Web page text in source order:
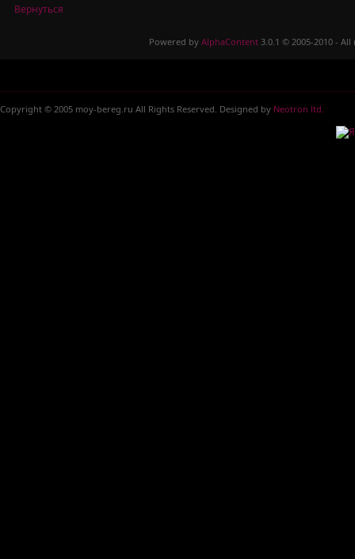
Вернуться
Powered byAlphaContent 3.0.1 © 2005-2010 -
Copyright © 2005 moy-bereg.ru All Rights Reserved. Designed by Neotron ltd.